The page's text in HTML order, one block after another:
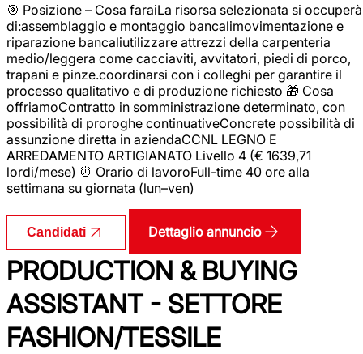
🎯 Posizione – Cosa faraiLa risorsa selezionata si occuperà
di:assemblaggio e montaggio bancalimovimentazione e
riparazione bancaliutilizzare attrezzi della carpenteria
medio/leggera come cacciaviti, avvitatori, piedi di porco,
trapani e pinze.coordinarsi con i colleghi per garantire il
processo qualitativo e di produzione richiesto 🎁 Cosa
offriamoContratto in somministrazione determinato, con
possibilità di proroghe continuativeConcrete possibilità di
assunzione diretta in aziendaCCNL LEGNO E
ARREDAMENTO ARTIGIANATO Livello 4 (€ 1639,71
lordi/mese) ⏰ Orario di lavoroFull-time 40 ore alla
settimana su giornata (lun–ven)
Candidati Dettaglio annuncio
PRODUCTION & BUYING
ASSISTANT - SETTORE
FASHION/TESSILE